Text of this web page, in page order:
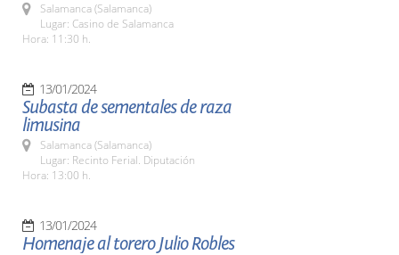
Salamanca (Salamanca)
Lugar: Casino de Salamanca
Hora: 11:30 h.
13/01/2024
Subasta de sementales de raza
limusina
Salamanca (Salamanca)
Lugar: Recinto Ferial. Diputación
Hora: 13:00 h.
13/01/2024
Homenaje al torero Julio Robles